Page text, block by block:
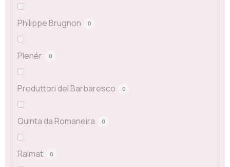
Philippe Brugnon 0
Plenér 0
Produttori del Barbaresco 0
Quinta da Romaneira 0
Raimat 0